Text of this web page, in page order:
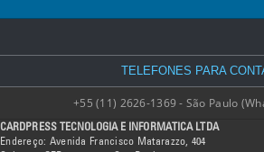
TELEFONES PARA
+55 (11) 2626-1369 - São Paulo
CARDPRESS TECNOLOGIA E INFORMATICA LTDA
Endereço: Avenida Francisco Matarazzo, 404